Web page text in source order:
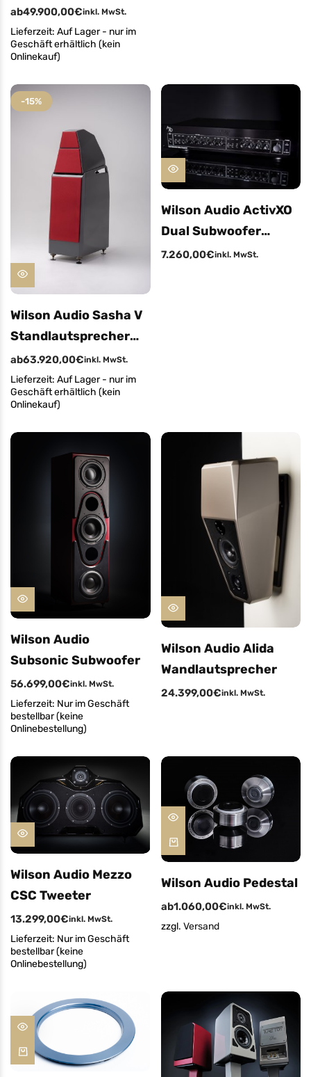
Standlautsprecher
(Angebot Aussteller
Nara Bronze)
ab49.900,00€inkl. MwSt.
Lieferzeit: Auf Lager - nur im
Geschäft erhältlich (kein
Onlinekauf)
-15%
Wilson Audio Sasha V
Standlautsprecher
(Angebot Aussteller
Diamond Black)
ab63.920,00€inkl. MwSt.
Lieferzeit: Auf Lager - nur im
Geschäft erhältlich (kein
Onlinekauf)
Wilson Audio ActivXO
Dual Subwoofer
Crossover
7.260,00€inkl. MwSt.
Wilson Audio
Subsonic Subwoofer
56.699,00€inkl. MwSt.
Lieferzeit: Nur im Geschäft
bestellbar (keine
Onlinebestellung)
Wilson Audio Alida
Wandlautsprecher
24.399,00€inkl. MwSt.
Wilson Audio Mezzo
CSC Tweeter
13.299,00€inkl. MwSt.
Lieferzeit: Nur im Geschäft
bestellbar (keine
Onlinebestellung)
Wilson Audio Pedestal
ab1.060,00€inkl. MwSt.
zzgl. Versand